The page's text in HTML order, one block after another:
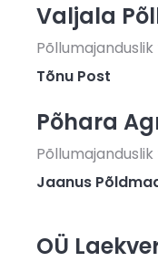
Valjala
Tõnu Post
Põhara
Jaanus
OÜ